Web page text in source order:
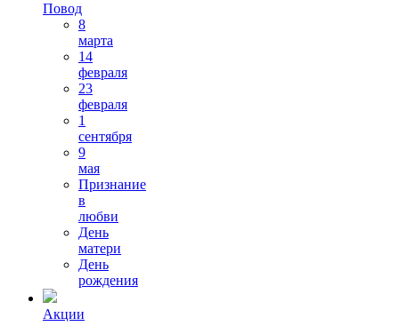
Повод
8
марта
14
февраля
23
февраля
1
сентября
9
мая
Признание
в
любви
День
матери
День
рождения
Акции